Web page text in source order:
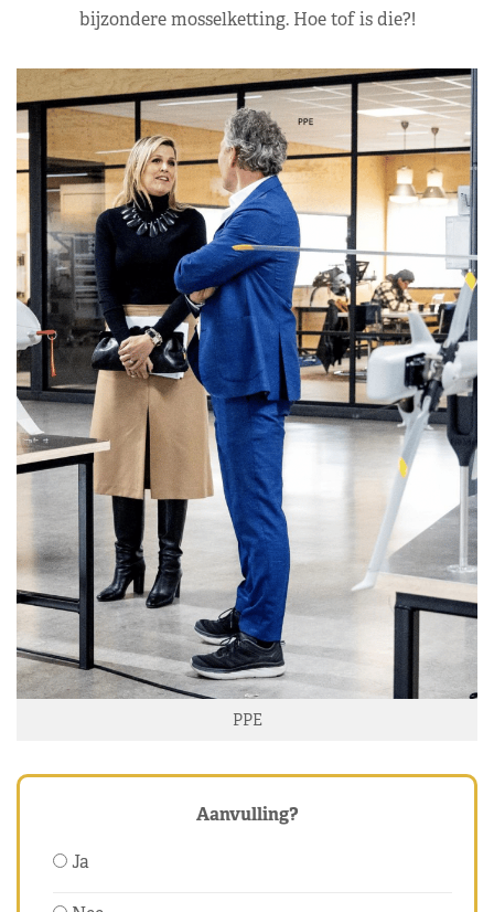
bijzondere mosselketting. Hoe tof is die?!
PPE
Aanvulling?
Ja